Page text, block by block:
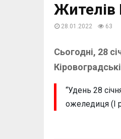
Жителів
28.01.2022 63
Сьогодні, 28
“Удень 28
ожеледиця (І